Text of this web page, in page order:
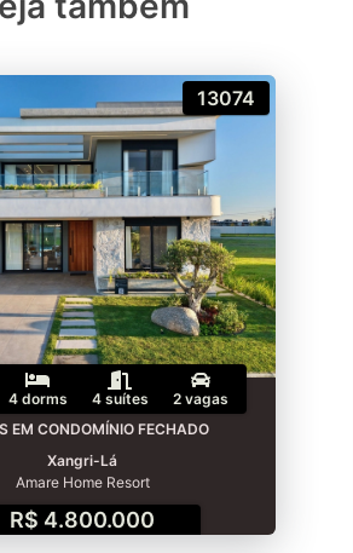
13074
4 dorms 4 suítes
2 vagas
EM CONDOMÍNIO FECHADO
Xangri-Lá
Amare Home Resort
R$ 4.800.000